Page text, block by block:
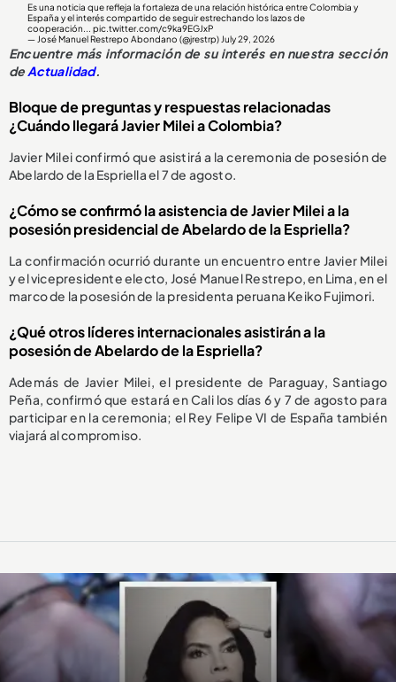
Es una noticia que refleja la fortaleza de una relación histórica entre Colombia y
España y el interés compartido de seguir estrechando los lazos de
cooperación...pic.twitter.com/c9ka9EGJxP
— José Manuel Restrepo Abondano (@jrestrp) July 29, 2026
Encuentre más información de su interés en nuestra sección
deActualidad.
Bloque de preguntas y respuestas relacionadas
¿Cuándo llegará Javier Milei a Colombia?
Javier Milei confirmó que asistirá a la ceremonia de posesión de
Abelardo de la Espriella el 7 de agosto.
¿Cómo se confirmó la asistencia de Javier Milei a la
posesión presidencial de Abelardo de la Espriella?
La confirmación ocurrió durante un encuentro entre Javier Milei
y el vicepresidente electo, José Manuel Restrepo, en Lima, en el
marco de la posesión de la presidenta peruana Keiko Fujimori.
¿Qué otros líderes internacionales asistirán a la
posesión de Abelardo de la Espriella?
Además de Javier Milei, el presidente de Paraguay, Santiago
Peña, confirmó que estará en Cali los días 6 y 7 de agosto para
participar en la ceremonia; el Rey Felipe VI de España también
viajará al compromiso.